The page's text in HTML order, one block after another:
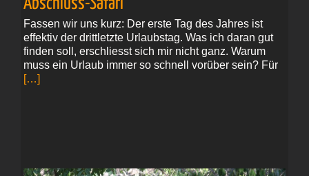
Fassen wir uns kurz: Der erste Tag des Jahres ist
effektiv der drittletzte Urlaubstag. Was ich daran gut
finden soll, erschliesst sich mir nicht ganz. Warum
muss ein Urlaub immer so schnell vorüber sein? Für
[…]